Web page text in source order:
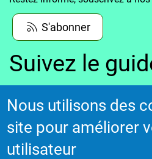
S'abonner
Suivez le
adhérent
Voir le guide
Nous utilisons des
site pour améliorer
utilisateur